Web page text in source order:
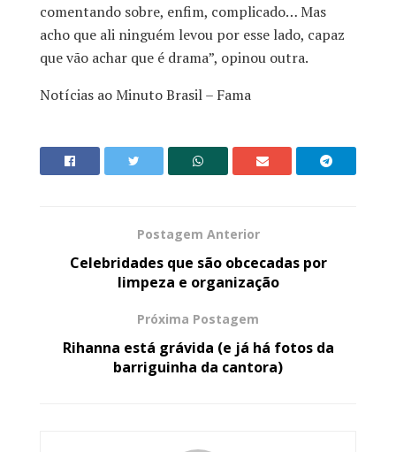
comentando sobre, enfim, complicado… Mas
acho que ali ninguém levou por esse lado, capaz
que vão achar que é drama”, opinou outra.
Notícias ao Minuto Brasil – Fama
Postagem Anterior
Celebridades que são obcecadas por
limpeza e organização
Próxima Postagem
Rihanna está grávida (e já há fotos da
barriguinha da cantora)